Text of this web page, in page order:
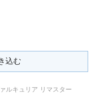
込む
ルキュリア リマスター